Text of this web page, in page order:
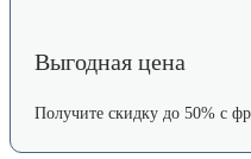
Выгодная цена
Получите скидку до 50% с